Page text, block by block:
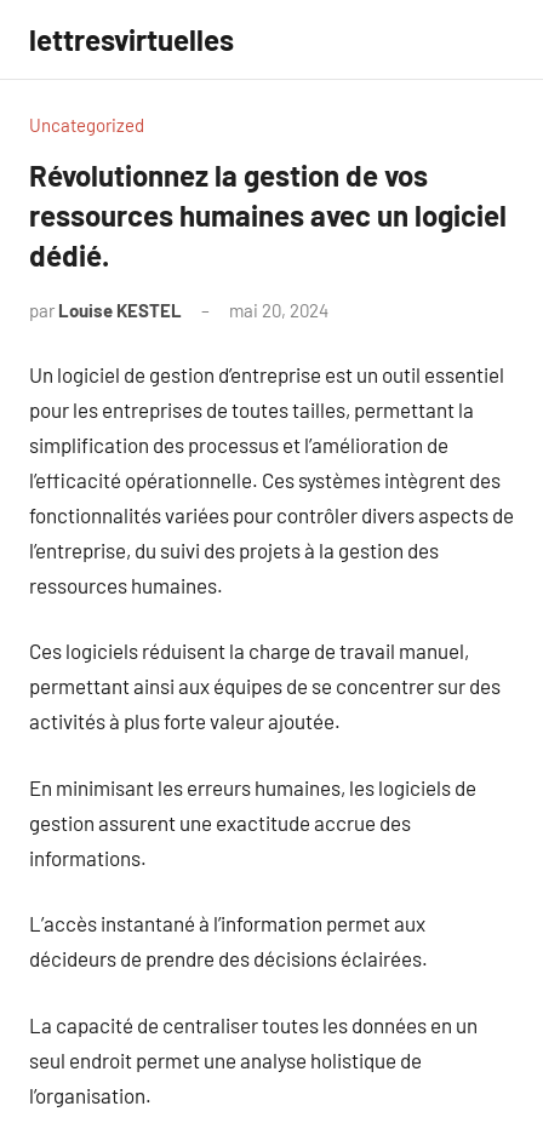
contenu
lettresvirtuelles
Uncategorized
Révolutionnez la gestion de vos
ressources humaines avec un logiciel
dédié.
par Louise KESTEL mai 20, 2024
Un logiciel de gestion d’entreprise est un outil essentiel
pour les entreprises de toutes tailles, permettant la
simplification des processus et l’amélioration de
l’efficacité opérationnelle. Ces systèmes intègrent des
fonctionnalités variées pour contrôler divers aspects de
l’entreprise, du suivi des projets à la gestion des
ressources humaines.
Ces logiciels réduisent la charge de travail manuel,
permettant ainsi aux équipes de se concentrer sur des
activités à plus forte valeur ajoutée.
En minimisant les erreurs humaines, les logiciels de
gestion assurent une exactitude accrue des
informations.
L’accès instantané à l’information permet aux
décideurs de prendre des décisions éclairées.
La capacité de centraliser toutes les données en un
seul endroit permet une analyse holistique de
l’organisation.